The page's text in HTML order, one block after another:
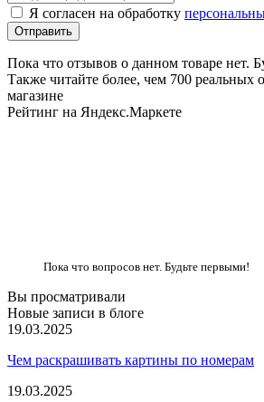
Я согласен на обработку
Пока что отзывов о данном товаре нет.
Также читайте более, чем 700 реальных
магазине
Рейтинг на Яндекс.Маркете
Пока что вопросов нет. Будьте первыми!
Вы просматривали
Новые записи в блоге
19.03.2025
Чем раскрашивать картины по номерам
19.03.2025